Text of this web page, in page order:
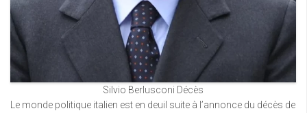
Silvio Berlusconi Décès
Le monde politique italien est en deuil suite à l’annonce du décès de